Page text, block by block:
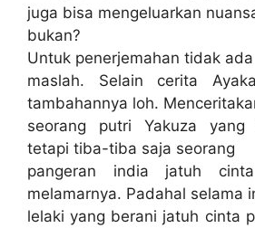
juga bisa mengeluarkan
bukan?
Untuk penerjemahan tidak ada
maslah. Selain cerita
tambahannya loh.
seorang putri Yakuza yang
tetapi tiba-tiba saja seorang
pangeran india jatuh
melamarnya. Padahal selama
lelaki yang berani jatuh cinta